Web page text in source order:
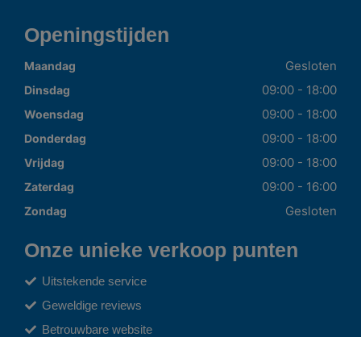
Openingstijden
Maandag Gesloten
Dinsdag 09:00 - 18:00
Woensdag 09:00 - 18:00
Donderdag 09:00 - 18:00
Vrijdag 09:00 - 18:00
Zaterdag 09:00 - 16:00
Zondag Gesloten
Onze unieke verkoop punten
Uitstekende service
Geweldige reviews
Betrouwbare website